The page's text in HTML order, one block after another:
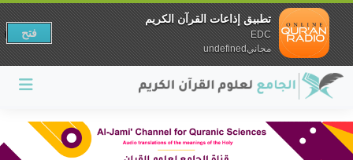
تطبيق إذاعات القرآن الكريم
EDC
مجانيundefined
فتح